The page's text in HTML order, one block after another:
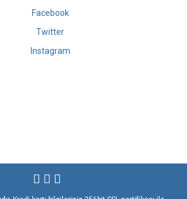
Facebook
Twitter
Instagram